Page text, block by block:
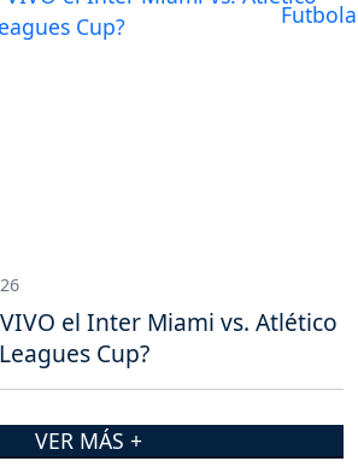
el Inter Miami vs. Atlético
Cup?
VER MÁS +